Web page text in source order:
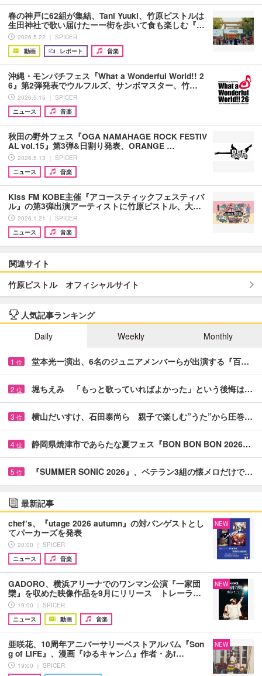
春の神戸に62組が集結、Tani Yuuki、竹原ピストルは
生田神社で歌い届けたーー街を歩いて食も楽しむ『…
2026.5.22 ｜ SPICER
動画
レポート 音楽
沖縄・モンパチフェス『What a Wonderful World!! 2
6』第2弾発表でウルフルズ、サンボマスター、竹…
2026.5.15 ｜ SPICER
ニュース
音楽
秋田の野外フェス『OGA NAMAHAGE ROCK FESTIV
AL vol.15』第3弾&日割り発表、ORANGE …
2026.5.13 ｜ SPICER
ニュース
音楽
Kiss FM KOBE主催『アコースティックフェスティバ
ル』の第3弾出演アーティストに竹原ピストル、大…
2026.1.21 ｜ SPICER
ニュース
音楽
関連サイト
竹原ピストル オフィシャルサイト
人気記事ランキング
Daily
Weekly Monthly
1 位 堂本光一演出、6名のジュニアメンバーらが出演する『百…
2 位 堀ちえみ 「もっと歌っていればよかった」という後悔は…
3 位 横山だいすけ、石田泰尚ら 親子で楽しむ”うた”から圧巻…
4 位 静岡県焼津市であらたな夏フェス『BON BON BON 2026…
5 位 『SUMMER SONIC 2026』、ベテラン3組の懐メロだけで…
最新記事
chef’s、『utage 2026 autumn』の対バンゲストとし
てパーカーズを発表
20:00 ｜ SPICER
ニュース
音楽
NEW
GADORO、横浜アリーナでのワンマン公演『一家団
欒』を収めた映像作品を9月にリリース トレーラ…
19:00 ｜ SPICER
ニュース
動画 音楽
NEW
亜咲花、10周年アニバーサリーベストアルバム『Son
g of LIFE』、漫画『ゆるキャン△』作者・あf…
19:00 ｜ SPICER
NEW